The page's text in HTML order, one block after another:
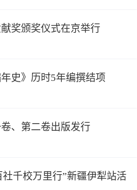
奖颁奖仪式在京举行
史》历时5年编撰结项
、第二卷出版发行
千校万里行”新疆伊犁站活